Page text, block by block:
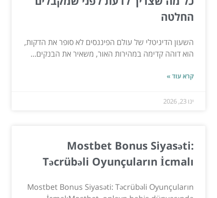
החלטה
השעון הדיגיטלי של עולם הפיננסים לא סופר את הדקות,
הוא דוהה קדימה במהירות האור, משאיר את הבנקים...
קרא עוד »
ינו 23, 2026
Mostbet Bonus Siyasəti:
Təcrübəli Oyunçuların İcmalı
Mostbet Bonus Siyasəti: Təcrübəli Oyunçuların